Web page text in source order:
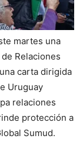
martes una
Relaciones
carta dirigida
Uruguay
relaciones
protección a
Sumud.